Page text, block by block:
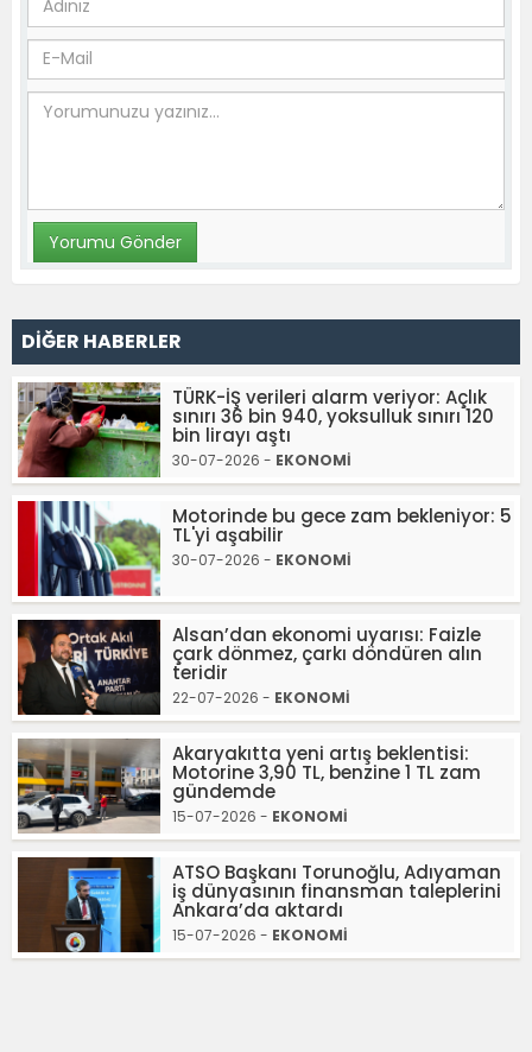
DİĞER HABERLER
TÜRK-İŞ verileri alarm veriyor: Açlık
sınırı 36 bin 940, yoksulluk sınırı 120
bin lirayı aştı
30-07-2026 - EKONOMİ
Motorinde bu gece zam bekleniyor: 5
TL'yi aşabilir
30-07-2026 - EKONOMİ
Alsan’dan ekonomi uyarısı: Faizle
çark dönmez, çarkı döndüren alın
teridir
22-07-2026 - EKONOMİ
Akaryakıtta yeni artış beklentisi:
Motorine 3,90 TL, benzine 1 TL zam
gündemde
15-07-2026 - EKONOMİ
ATSO Başkanı Torunoğlu, Adıyaman
iş dünyasının finansman taleplerini
Ankara’da aktardı
15-07-2026 - EKONOMİ